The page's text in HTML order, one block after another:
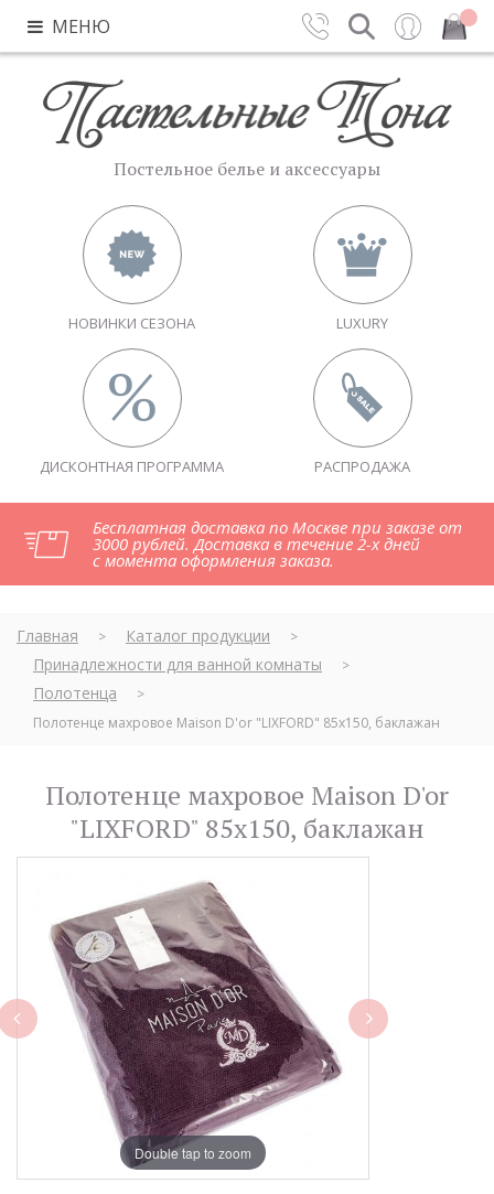
МЕНЮ Вход Закрыть
Постельное белье и аксессуары
НОВИНКИ СЕЗОНА LUXURY
ДИСКОНТНАЯ ПРОГРАММА РАСПРОДАЖА
Бесплатная доставка по Москве при заказе от
3000 рублей. Доставка в течение 2-х дней
с момента оформления заказа.
Главная > Каталог продукции >
Принадлежности для ванной комнаты >
Полотенца
>
Полотенце махровое Maison D'or "LIXFORD" 85х150, баклажан
Полотенце махровое Maison D'or
"LIXFORD" 85х150, баклажан
Double tap to zoom
next